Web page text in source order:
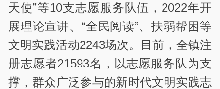
天使”等10支志愿服务队伍，2022年开
展理论宣讲、“全民阅读”、扶弱帮困等
文明实践活动2243场次。目前，全镇注
册志愿者21593名，以志愿服务队为支
撑，群众广泛参与的新时代文明实践志